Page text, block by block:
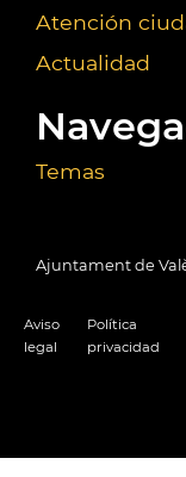
Atención
Actualidad
Temas
Ajuntament de
Aviso
legal
Política
privacidad